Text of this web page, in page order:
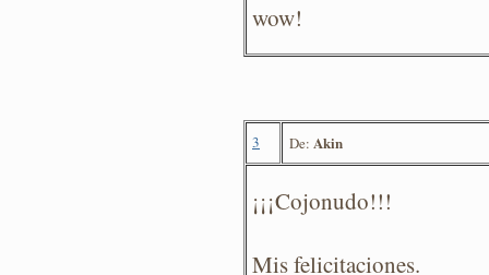
wow!
3 De: Akin
¡¡¡Cojonudo!!!
Mis felicitaciones.